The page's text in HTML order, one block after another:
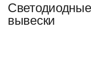
вывески